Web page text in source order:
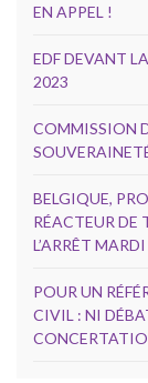
EN APPEL !
EDF DEVANT
2023
COMMISSION
BELGIQUE,
RÉACTEUR DE
L’ARRÊT
POUR UN
CIVIL : NI